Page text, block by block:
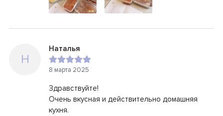
Н
Наталья
8 марта 2025
Здравствуйте!
Очень вкусная и действительно домашняя
кухня.